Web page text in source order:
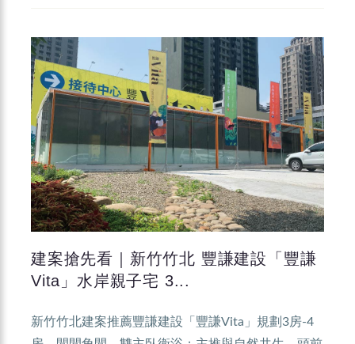
建案搶先看｜新竹竹北 豐謙建設「豐謙
Vita」水岸親子宅 3...
新竹竹北建案推薦豐謙建設「豐謙Vita」規劃3房-4